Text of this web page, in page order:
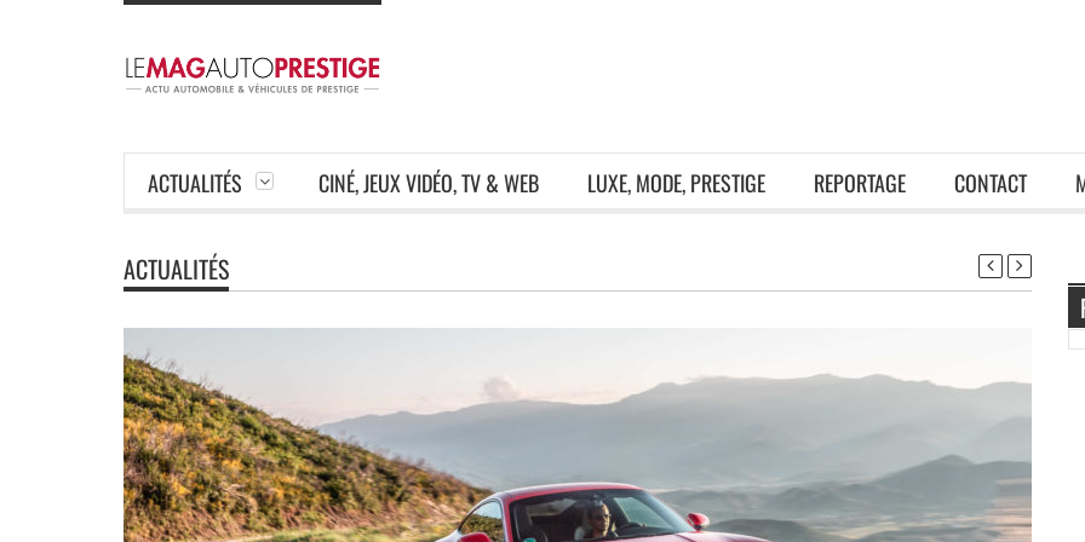
ACTUALITÉS CINÉ, JEUX VIDÉO, TV & WEB LUXE, MODE, PRESTIGE REPORTAGE CONTACT
ACTUALITÉS